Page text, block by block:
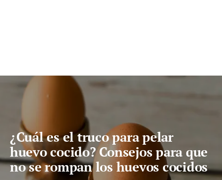
¿Cuál es el truco para pelar
huevo cocido? Consejos para que
no se rompan los huevos cocidos